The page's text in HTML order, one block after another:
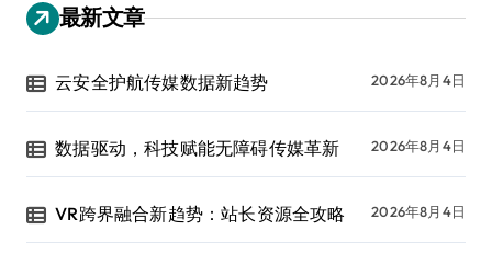
最新文章
云安全护航传媒数据新趋势 2026年8月4日
数据驱动，科技赋能无障碍传媒革新 2026年8月4日
VR跨界融合新趋势：站长资源全攻略 2026年8月4日